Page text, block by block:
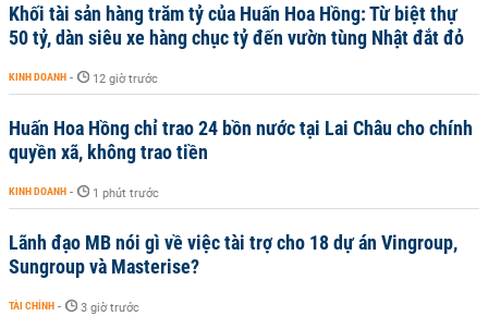
Khối tài sản hàng trăm tỷ của Huấn Hoa Hồng: Từ biệt thự
50 tỷ, dàn siêu xe hàng chục tỷ đến vườn tùng Nhật đắt đỏ
KINH DOANH - 12 giờ trước
Huấn Hoa Hồng chỉ trao 24 bồn nước tại Lai Châu cho chính
quyền xã, không trao tiền
KINH DOANH - 1 phút trước
Lãnh đạo MB nói gì về việc tài trợ cho 18 dự án Vingroup,
Sungroup và Masterise?
TÀI CHÍNH - 3 giờ trước